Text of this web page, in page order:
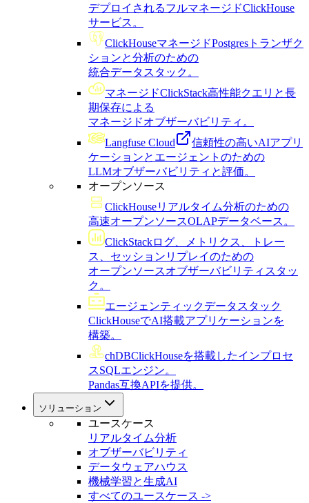
デプロイされるフルマネージドClickHouse
サービス。
ClickHouseマネージドPostgres トランザク
ションと分析のための
統合データスタック。
マネージドClickStack高性能クエリと長
期保存による
マネージドオブザーバビリティ。
Langfuse Cloud
信頼性の高いAIアプリ
ケーションとエージェントのための
LLMオブザーバビリティと評価。
オープンソース
ClickHouseリアルタイム分析のための
高速オープンソースOLAPデータベース。
ClickStackログ、メトリクス、トレー
ス、セッションリプレイのための
オープンソースオブザーバビリティスタッ
ク。
エージェンティックデータスタック
ClickHouseでAI搭載アプリケーションを
構築。
chDBClickHouseを搭載したインプロセ
スSQLエンジン。
Pandas互換APIを提供。
ソリューション
ユースケース
リアルタイム分析
オブザーバビリティ
データウェアハウス
機械学習と生成AI
すべてのユースケース ->